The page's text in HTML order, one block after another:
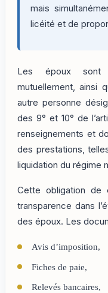
mais
licéité et de
Les époux sont
mutuellement, ainsi
autre personne
des 9° et 10° de
renseignements et
des prestations,
liquidation du régime
Cette obligation de
transparence dans
des époux. Les
Avis d’imposition,
Fiches de paie,
Relevés bancaires,